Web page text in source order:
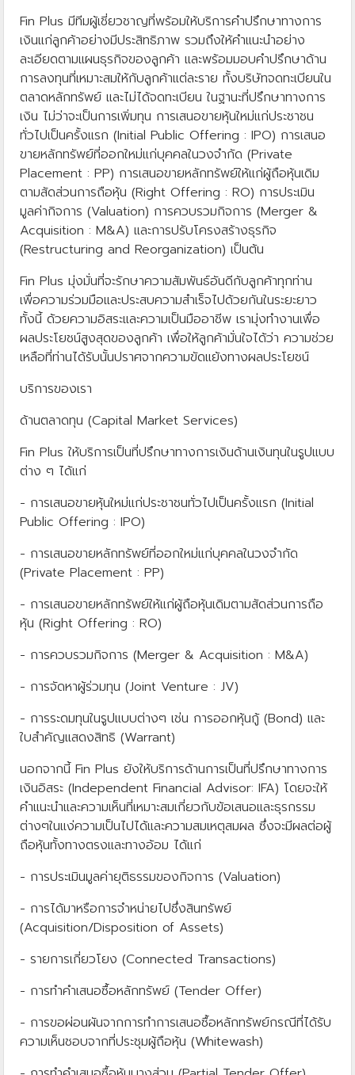
Fin Plus มีทีมผู้เชี่ยวชาญที่พร้อมให้บริการคำปรึกษาทางการ
เงินแก่ลูกค้าอย่างมีประสิทธิภาพ รวมถึงให้คำแนะนำอย่าง
ละเอียดตามแผนธุรกิจของลูกค้า และพร้อมมอบคำปรึกษาด้าน
การลงทุนที่เหมาะสมให้กับลูกค้าแต่ละราย ทั้งบริษัทจดทะเบียนใน
ตลาดหลักทรัพย์ และไม่ได้จดทะเบียน ในฐานะที่ปรึกษาทางการ
เงิน ไม่ว่าจะเป็นการเพิ่มทุน การเสนอขายหุ้นใหม่แก่ประชาชน
ทั่วไปเป็นครั้งแรก (Initial Public Offering : IPO) การเสนอ
ขายหลักทรัพย์ที่ออกใหม่แก่บุคคลในวงจำกัด (Private
Placement : PP) การเสนอขายหลักทรัพย์ให้แก่ผู้ถือหุ้นเดิม
ตามสัดส่วนการถือหุ้น (Right Offering : RO) การประเมิน
มูลค่ากิจการ (Valuation) การควบรวมกิจการ (Merger &
Acquisition : M&A) และการปรับโครงสร้างธุรกิจ
(Restructuring and Reorganization) เป็นต้น
Fin Plus มุ่งมั่นที่จะรักษาความสัมพันธ์อันดีกับลูกค้าทุกท่าน
เพื่อความร่วมมือและประสบความสำเร็จไปด้วยกันในระยะยาว
ทั้งนี้ ด้วยความอิสระและความเป็นมืออาชีพ เรามุ่งทำงานเพื่อ
ผลประโยชน์สูงสุดของลูกค้า เพื่อให้ลูกค้ามั่นใจได้ว่า ความช่วย
เหลือที่ท่านได้รับนั้นปราศจากความขัดแย้งทางผลประโยชน์
บริการของเรา
ด้านตลาดทุน (Capital Market Services)
Fin Plus ให้บริการเป็นที่ปรึกษาทางการเงินด้านเงินทุนในรูปแบบ
ต่าง ๆ ได้แก่
- การเสนอขายหุ้นใหม่แก่ประชาชนทั่วไปเป็นครั้งแรก (Initial
Public Offering : IPO)
- การเสนอขายหลักทรัพย์ที่ออกใหม่แก่บุคคลในวงจำกัด
(Private Placement : PP)
- การเสนอขายหลักทรัพย์ให้แก่ผู้ถือหุ้นเดิมตามสัดส่วนการถือ
หุ้น (Right Offering : RO)
- การควบรวมกิจการ (Merger & Acquisition : M&A)
- การจัดหาผู้ร่วมทุน (Joint Venture : JV)
- การระดมทุนในรูปแบบต่างๆ เช่น การออกหุ้นกู้ (Bond) และ
ใบสำคัญแสดงสิทธิ (Warrant)
นอกจากนี้ Fin Plus ยังให้บริการด้านการเป็นที่ปรึกษาทางการ
เงินอิสระ (Independent Financial Advisor: IFA) โดยจะให้
คำแนะนำและความเห็นที่เหมาะสมเกี่ยวกับข้อเสนอและธุรกรรม
ต่างๆในแง่ความเป็นไปได้และความสมเหตุสมผล ซึ่งจะมีผลต่อผู้
ถือหุ้นทั้งทางตรงและทางอ้อม ได้แก่
- การประเมินมูลค่ายุติธรรมของกิจการ (Valuation)
- การได้มาหรือการจำหน่ายไปซึ่งสินทรัพย์
(Acquisition/Disposition of Assets)
- รายการเกี่ยวโยง (Connected Transactions)
- การทำคำเสนอซื้อหลักทรัพย์ (Tender Offer)
- การขอผ่อนผันจากการทำการเสนอซื้อหลักทรัพย์กรณีที่ได้รับ
ความเห็นชอบจากที่ประชุมผู้ถือหุ้น (Whitewash)